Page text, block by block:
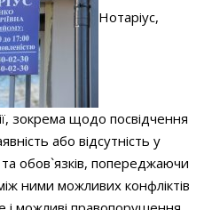
Нотаріус,
зокрема щодо посвідчення
або відсутність у
та обов`язків, попереджаючи
ними можливих конфліктів